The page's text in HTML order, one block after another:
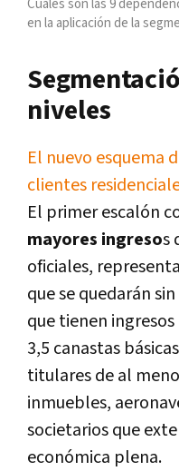
Cuáles son las 9
en la aplicación de la
niveles
El nuevo esquema
clientes
El primer escalón
mayores ingresos
oficiales,
que se quedarán
que tienen
3,5 canastas
titulares de al
inmuebles,
societarios que
económica plena.